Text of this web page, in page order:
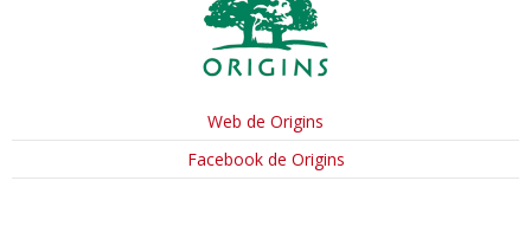
Web de Origins
Facebook de Origins